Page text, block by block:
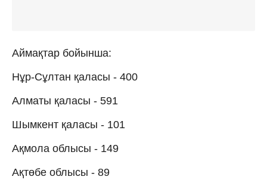
Аймақтар бойынша:
Нұр-Сұлтан қаласы - 400
Алматы қаласы - 591
Шымкент қаласы - 101
Ақмола облысы - 149
Ақтөбе облысы - 89